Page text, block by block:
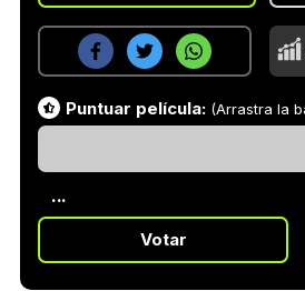
Puntuar película: (Arrastra la
...
Votar